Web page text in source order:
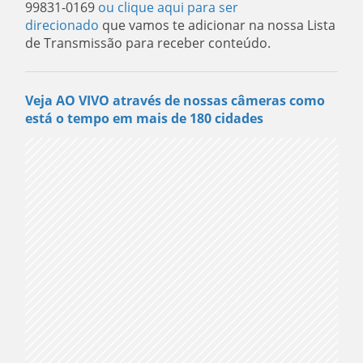
99831-0169 ou clique aqui para ser
direcionado que vamos te adicionar na nossa Lista
de Transmissão para receber conteúdo.
Veja AO VIVO através de nossas câmeras como
está o tempo em mais de 180 cidades